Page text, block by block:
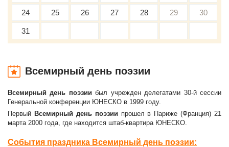
24 25 26 27 28 29 30
31
Всемирный день поэзии
Всемирный день поэзии был учрежден делегатами 30-й сессии
Генеральной конференции ЮНЕСКО в 1999 году.
Первый Всемирный день поэзии прошел в Париже (Франция) 21
марта 2000 года, где находится штаб-квартира ЮНЕСКО.
События праздника Всемирный день поэзии: